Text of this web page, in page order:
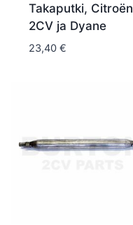
Takaputki, Citroën
2CV ja Dyane
23,40 €